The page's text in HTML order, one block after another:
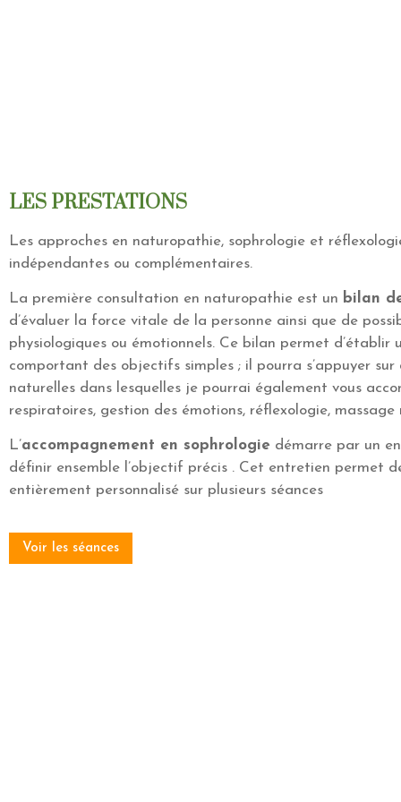
LES PRESTATIONS
Les approches en naturopathie, sophrologie et
indépendantes ou complémentaires.
La première consultation en naturopathie est un bilan
d’évaluer la force vitale de la personne ainsi que de
physiologiques ou émotionnels. Ce bilan permet d’établir
comportant des objectifs simples ; il pourra s’appuyer
naturelles dans lesquelles je pourrai également vous
respiratoires, gestion des émotions, réflexologie,
L’accompagnement en sophrologie démarre par un
définir ensemble l’objectif précis . Cet entretien permet
entièrement personnalisé sur plusieurs séances
Voir les séances